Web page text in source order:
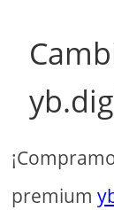
premium